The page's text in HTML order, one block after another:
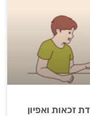
זכאות ואפיון